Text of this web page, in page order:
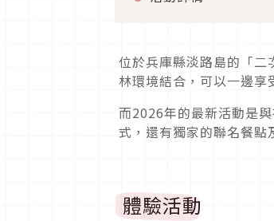
位於兵庫縣淡路島的「
林環境結合，可以一邊享
而2026年的最新活動是
式，還有獨家的聯名餐點
體驗活動